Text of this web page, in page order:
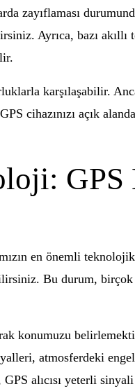
zayıflaması
Ayrıca, bazı
karşılaşabilir.
cihazınızı açık
GPS
en önemli
Bu durum,
konumuzu
atmosferdeki
alıcısı yeterli